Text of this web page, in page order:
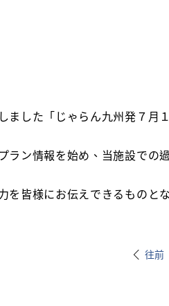
ました「じゃらん九州発７月
ラン情報を始め、当施設での
を皆様にお伝えできるものと
往前